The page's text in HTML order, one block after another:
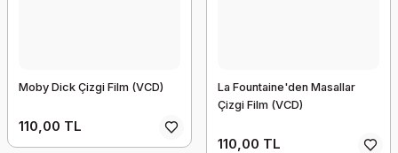
Moby Dick Çizgi Film (VCD)
110,00 TL
La Fountaine'den Masallar
Çizgi Film (VCD)
110,00 TL